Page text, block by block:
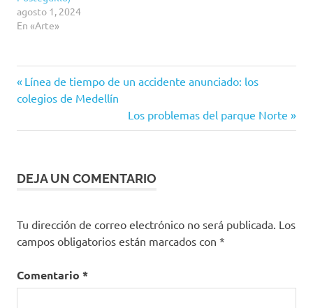
agosto 1, 2024
En «Arte»
vaso
medio
Yamid
Navegación
Entrada
anterior:
Línea de tiempo de un accidente anunciado: los
colegios de Medellín
Siguiente
entrada:
Los problemas del parque Norte
DEJA UN COMENTARIO
Tu dirección de correo electrónico no será publicada. Los
campos obligatorios están marcados con *
Comentario *